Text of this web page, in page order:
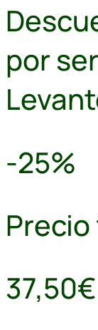
por
-25%
37,50€